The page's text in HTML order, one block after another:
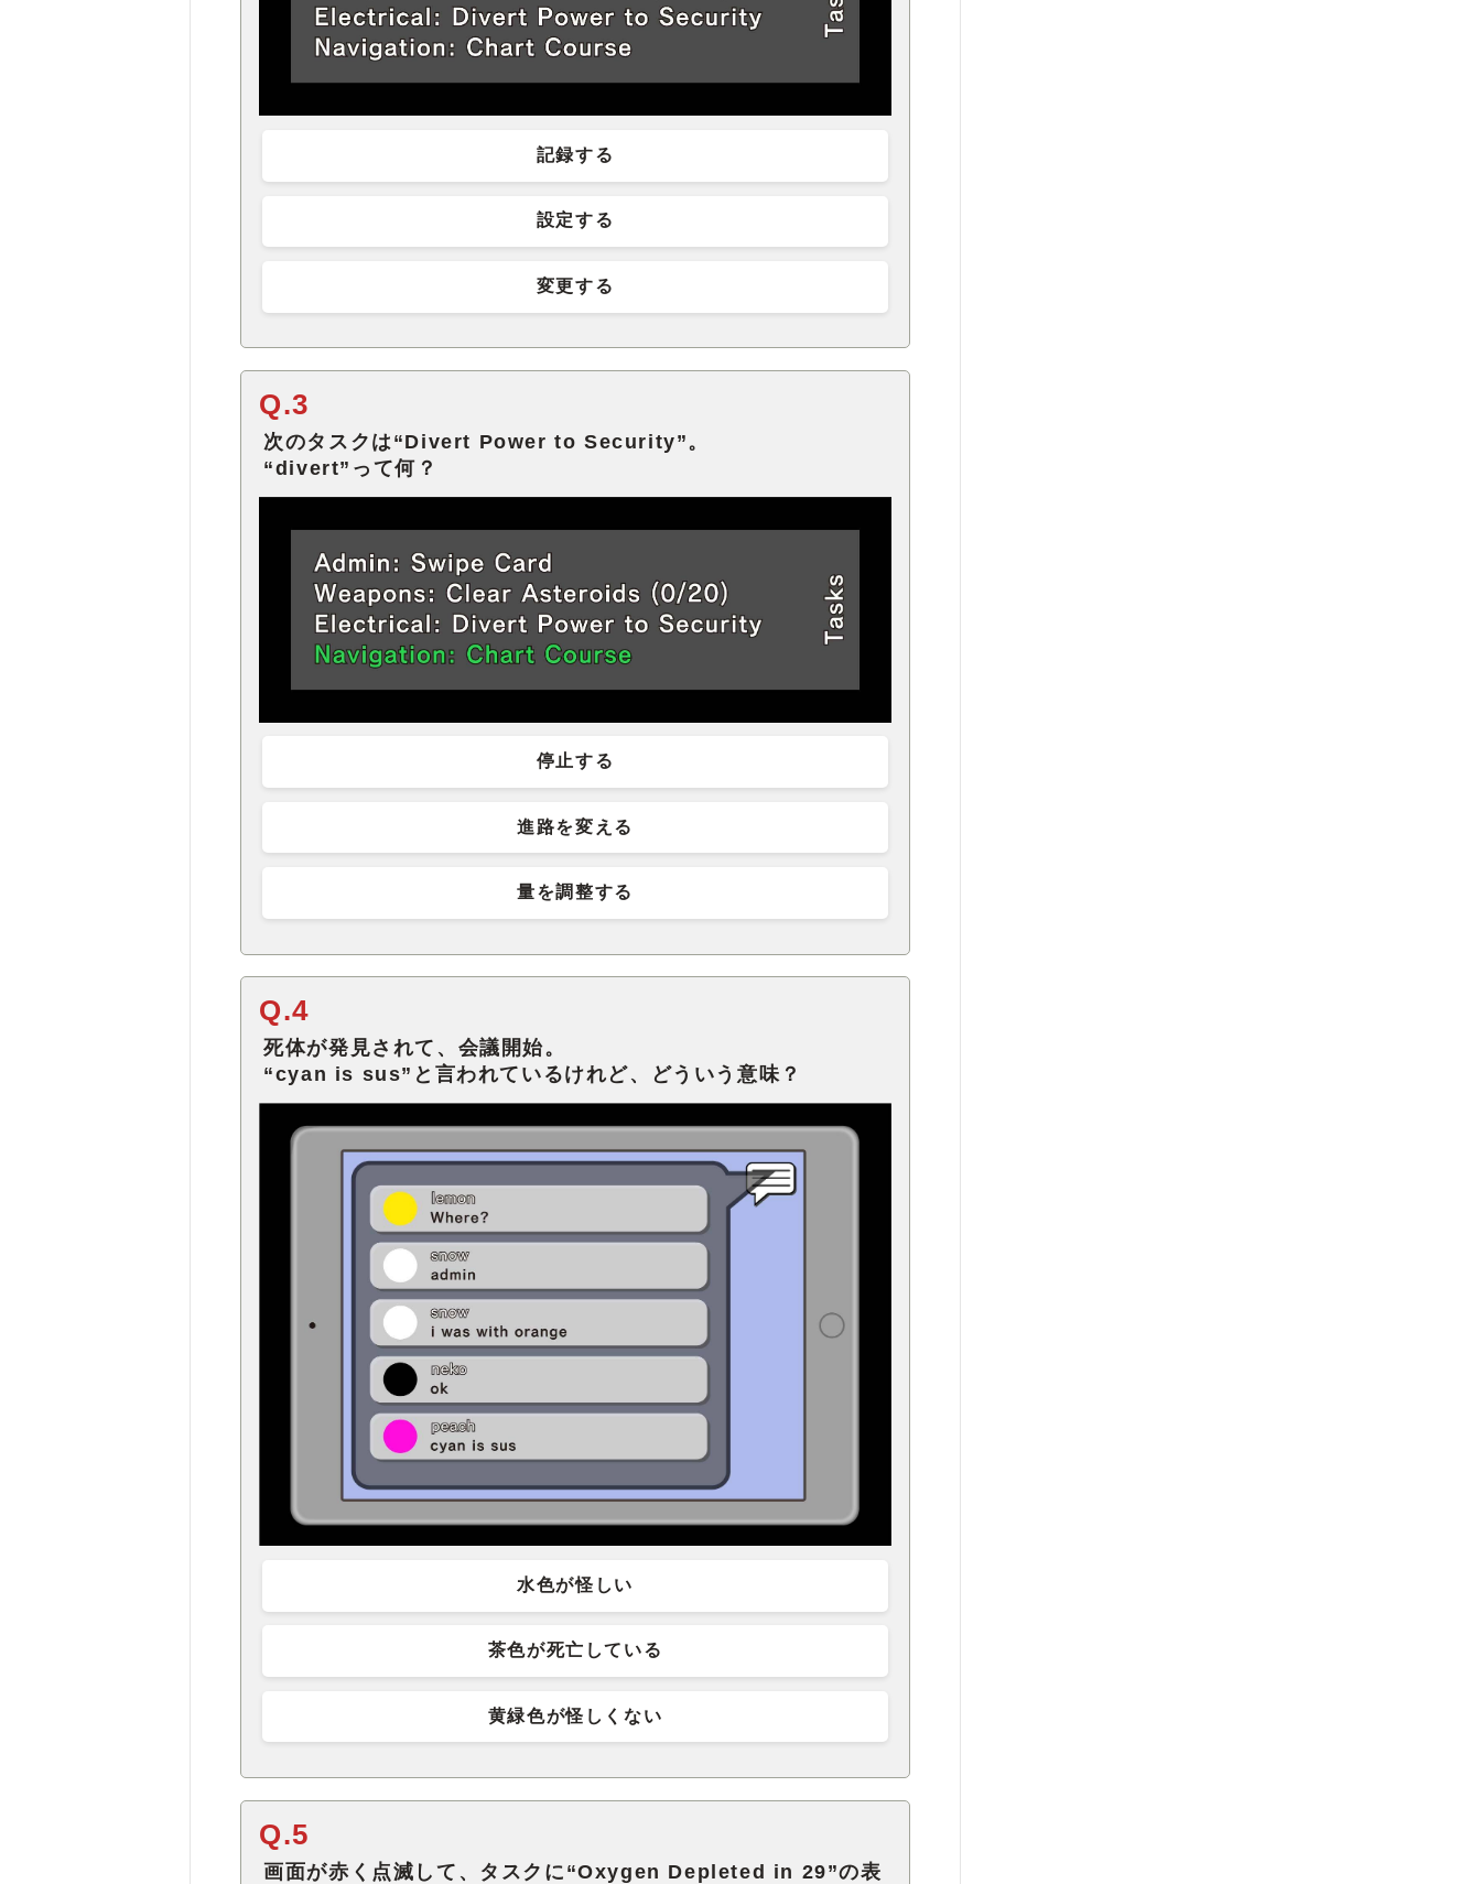
記録する
設定する
変更する
Q.3
次のタスクは“Divert Power to Security”。
“divert”って何？
停止する
進路を変える
量を調整する
Q.4
死体が発見されて、会議開始。
“cyan is sus”と言われているけれど、どういう意味？
水色が怪しい
茶色が死亡している
黄緑色が怪しくない
Q.5
画面が赤く点滅して、タスクに“Oxygen Depleted in 29”の表